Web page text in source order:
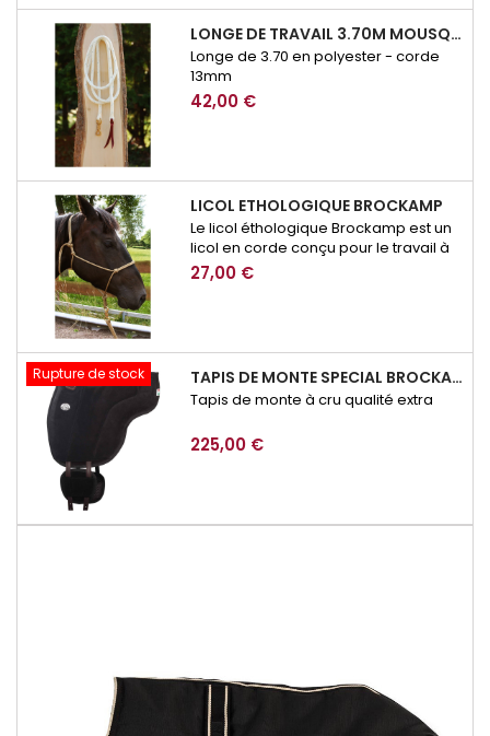
LONGE DE TRAVAIL 3.70M MOUSQUETON SECURITE BROCKAMP
Longe de 3.70 en polyester - corde
13mm
42,00 €
LICOL ETHOLOGIQUE BROCKAMP
Le licol éthologique Brockamp est un
licol en corde conçu pour le travail à
pied, l’éducation et la communication
avec le cheval. Précis, résistant et
27,00 €
Rupture de stock TAPIS DE MONTE SPECIAL BROCKAMP
Tapis de monte à cru qualité extra
225,00 €